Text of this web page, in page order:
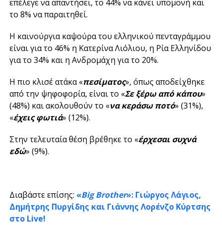
επέλεγε να απαντήσει, το 44% να κάνει υπομονή και
το 8% να παραιτηθεί.
Η καινούργια καψούρα του ελληνικού πενταγράμμου
είναι για το 46% η Κατερίνα Λιόλιου, η Ρία Ελληνίδου
για το 34% και η Ανδρομάχη για το 20%.
Η πιο κλισέ ατάκα «πεσίματος», όπως αποδείχθηκε
από την ψηφοφορία, είναι το «Σε ξέρω από κάπου»
(48%) και ακολουθούν το «να κεράσω ποτό» (31%),
«έχεις φωτιά» (12%).
Στην τελευταία θέση βρέθηκε το «έρχεσαι συχνά
εδώ» (9%).
Διαβάστε επίσης: «Big Brother»: Γιώργος Λάγιος,
Δημήτρης Πυργίδης και Γιάννης Λορένζο Κύρτσης
στο Live!